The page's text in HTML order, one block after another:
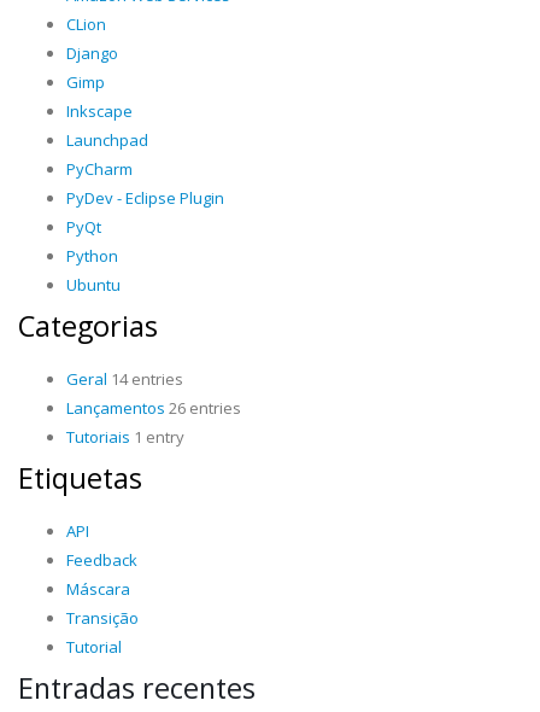
CLion
Django
Gimp
Inkscape
Launchpad
PyCharm
PyDev - Eclipse Plugin
PyQt
Python
Ubuntu
Categorias
Geral 14 entries
Lançamentos 26 entries
Tutoriais 1 entry
Etiquetas
API
Feedback
Máscara
Transição
Tutorial
Entradas recentes